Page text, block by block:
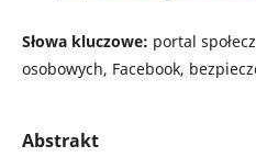
Słowa kluczowe: portal
osobowych, Facebook,
Abstrakt